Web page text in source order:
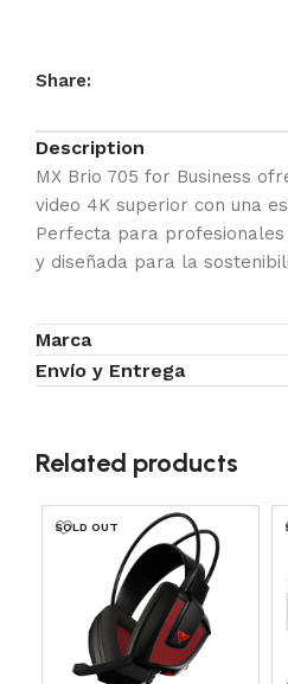
Share:
Description
MX Brio 705 for Business
video 4K superior con una
Perfecta para profesionales
y diseñada para la
Marca
Envío y Entrega
Related products
SOLD OUT